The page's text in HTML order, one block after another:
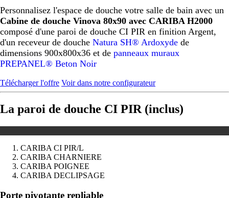
Personnalisez l'espace de douche votre salle de bain avec un
Cabine de douche Vinova 80x90 avec CARIBA H2000
composé d'une paroi de douche CI PIR en finition Argent,
d'un receveur de douche Natura SH® Ardoxyde de
dimensions 900x800x36 et de panneaux muraux
PREPANEL® Beton Noir
Télécharger l'offre Voir dans notre configurateur
La paroi de douche CI PIR (inclus)
CARIBA CI PIR/L
CARIBA CHARNIERE
CARIBA POIGNEE
CARIBA DECLIPSAGE
Précédent
Suivant
Porte pivotante repliable